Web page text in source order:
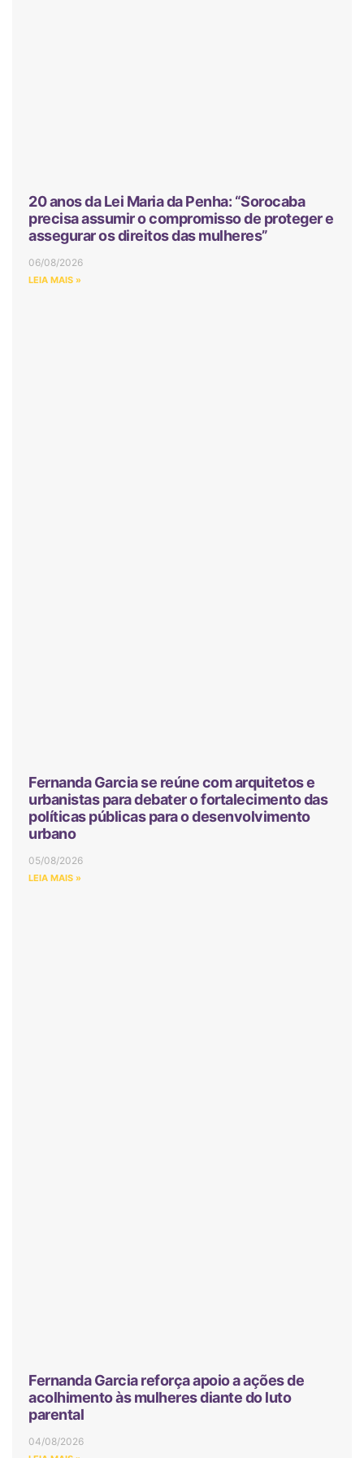
20 anos da Lei Maria da Penha: “Sorocaba
precisa assumir o compromisso de proteger e
assegurar os direitos das mulheres”
06/08/2026
LEIA MAIS »
Fernanda Garcia se reúne com arquitetos e
urbanistas para debater o fortalecimento das
políticas públicas para o desenvolvimento
urbano
05/08/2026
LEIA MAIS »
Fernanda Garcia reforça apoio a ações de
acolhimento às mulheres diante do luto
parental
04/08/2026